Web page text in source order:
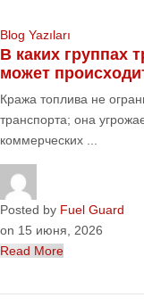
Blog Yazıları
В каких
может
Кража топлива не
транспорта; она
коммерческих ...
on 15 июня, 2026